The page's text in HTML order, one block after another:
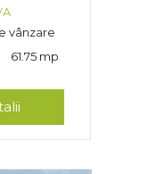
vânzare
61.75 mp